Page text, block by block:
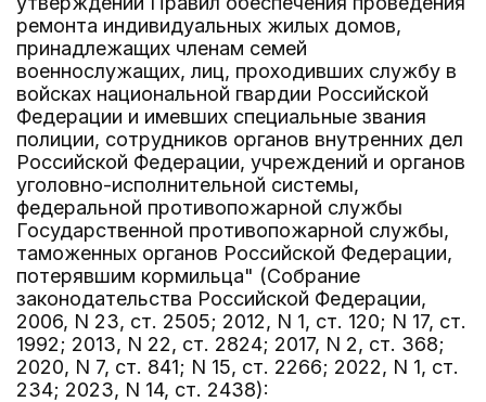
ремонта индивидуальных жилых домов,
принадлежащих членам семей
военнослужащих, лиц, проходивших службу в
войсках национальной гвардии Российской
Федерации и имевших специальные звания
полиции, сотрудников органов внутренних дел
Российской Федерации, учреждений и органов
уголовно-исполнительной системы,
федеральной противопожарной службы
Государственной противопожарной службы,
таможенных органов Российской Федерации,
потерявшим кормильца" (Собрание
законодательства Российской Федерации,
2006, N 23, ст. 2505; 2012, N 1, ст. 120; N 17, ст.
1992; 2013, N 22, ст. 2824; 2017, N 2, ст. 368;
2020, N 7, ст. 841; N 15, ст. 2266; 2022, N 1, ст.
234; 2023, N 14, ст. 2438):